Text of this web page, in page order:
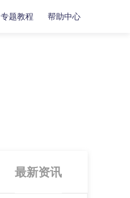
专题教程 帮助中心
最新资讯